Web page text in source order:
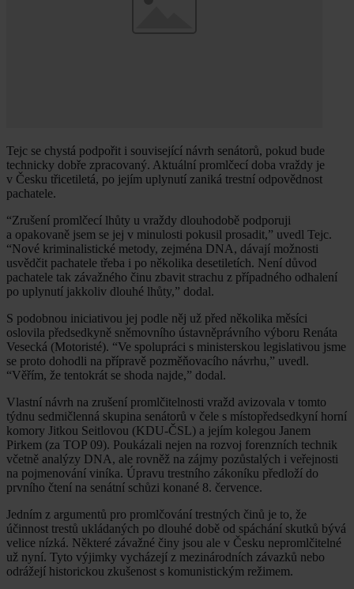
Tejc se chystá podpořit i související návrh senátorů, pokud bude
technicky dobře zpracovaný. Aktuální promlčecí doba vraždy je
v Česku třicetiletá, po jejím uplynutí zaniká trestní odpovědnost
pachatele.
“Zrušení promlčecí lhůty u vraždy dlouhodobě podporuji
a opakovaně jsem se jej v minulosti pokusil prosadit,” uvedl Tejc.
“Nové kriminalistické metody, zejména DNA, dávají možnosti
usvědčit pachatele třeba i po několika desetiletích. Není důvod
pachatele tak závažného činu zbavit strachu z případného odhalení
po uplynutí jakkoliv dlouhé lhůty,” dodal.
S podobnou iniciativou jej podle něj už před několika měsíci
oslovila předsedkyně sněmovního ústavněprávního výboru Renáta
Vesecká (Motoristé). “Ve spolupráci s ministerskou legislativou jsme
se proto dohodli na přípravě pozměňovacího návrhu,” uvedl.
“Věřím, že tentokrát se shoda najde,” dodal.
Vlastní návrh na zrušení promlčitelnosti vražd avizovala v tomto
týdnu sedmičlenná skupina senátorů v čele s místopředsedkyní horní
komory Jitkou Seitlovou (KDU-ČSL) a jejím kolegou Janem
Pirkem (za TOP 09). Poukázali nejen na rozvoj forenzních technik
včetně analýzy DNA, ale rovněž na zájmy pozůstalých i veřejnosti
na pojmenování viníka. Úpravu trestního zákoníku předloží do
prvního čtení na senátní schůzi konané 8. července.
Jedním z argumentů pro promlčování trestných činů je to, že
účinnost trestů ukládaných po dlouhé době od spáchání skutků bývá
velice nízká. Některé závažné činy jsou ale v Česku nepromlčitelné
už nyní. Tyto výjimky vycházejí z mezinárodních závazků nebo
odrážejí historickou zkušenost s komunistickým režimem.